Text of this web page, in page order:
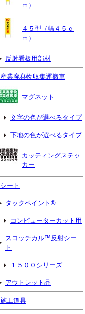
ｍ）
４５型（幅４５ｃ
ｍ）
反射看板用部材
産業廃棄物収集運搬車
マグネット
文字の色が選べるタイプ
下地の色が選べるタイプ
カッティングステッ
カー
シート
タックペイント®
コンピューターカット用
スコッチカル™反射シー
ト
１５００シリーズ
アウトレット品
施工道具